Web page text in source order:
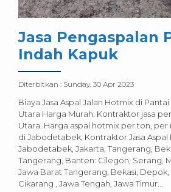
Jasa Pengaspalan
Indah Kapuk
Diterbitkan : Sunday, 30 Apr 2023
Biaya Jasa Aspal Jalan Hotmix di
Utara Harga Murah. Kontraktor jasa
Utara. Harga aspal hotmix per ton,
di Jabodetabek, Kontraktor Jasa Aspal
Jabodetabek, Jakarta, Tangerang,
Tangerang, Banten: Cilegon, Serang,
Jawa Barat Tangerang, Bekasi,
Cikarang , Jawa Tengah, Jawa Timur...